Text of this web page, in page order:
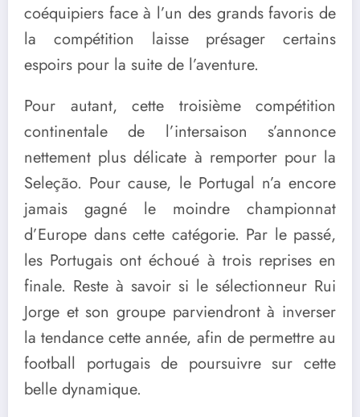
coéquipiers face à l’un des grands favoris de
la compétition laisse présager certains
espoirs pour la suite de l’aventure.
Pour autant, cette troisième compétition
continentale de l’intersaison s’annonce
nettement plus délicate à remporter pour la
Seleção. Pour cause, le Portugal n’a encore
jamais gagné le moindre championnat
d’Europe dans cette catégorie. Par le passé,
les Portugais ont échoué à trois reprises en
finale. Reste à savoir si le sélectionneur Rui
Jorge et son groupe parviendront à inverser
la tendance cette année, afin de permettre au
football portugais de poursuivre sur cette
belle dynamique.